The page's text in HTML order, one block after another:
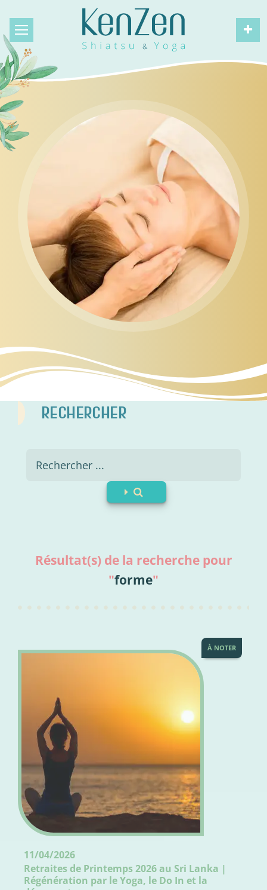
RECHERCHER
Résultat(s) de la recherche pour
"forme"
À NOTER
11/04/2026
Retraites de Printemps 2026 au Sri Lanka |
Régénération par le Yoga, le Do In et la